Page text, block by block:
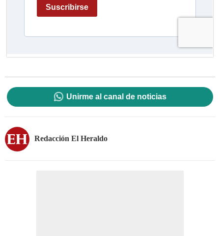
Unirme al canal de noticias
Redacción El Heraldo